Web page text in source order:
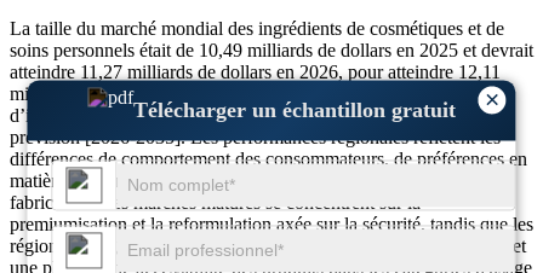
×
Télécharger un échantillon gratuit
La taille du marché mondial des ingrédients de cosmétiques et de
soins personnels était de 10,49 milliards de dollars en 2025 et devrait
atteindre 11,27 milliards de dollars en 2026, pour atteindre 12,11
milliards de dollars en 2027 et atteindre 21,50 milliards de dollars
d’ici 2035, soit un TCAC de 7,44 % au cours de la période de
prévision [2026-2035]. Les performances régionales reflètent les
différences de comportement des consommateurs, de préférences en
matière de formulation, de cadres réglementaires et de capacité de
fabrication. Les marchés matures se concentrent sur la
premiumisation et la reformulation axée sur la sécurité, tandis que les
régions émergentes mettent l'accent sur la croissance des volumes et
une plus grande accessibilité des produits dans les catégories d'usage